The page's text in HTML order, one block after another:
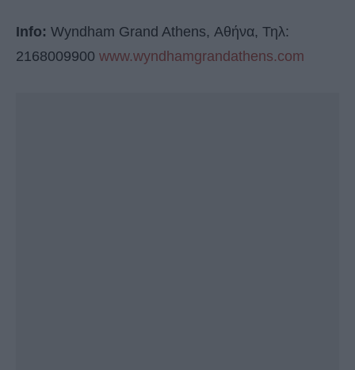
Info: Wyndham Grand Athens, Αθήνα, Τηλ:
2168009900 www.wyndhamgrandathens.com